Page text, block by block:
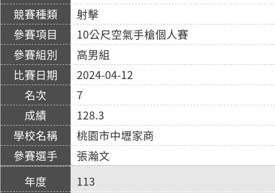
射擊
10公尺空氣手槍個人賽
高男組
2024-04-12
7
128.3
桃園市中壢家商
張瀚文
113